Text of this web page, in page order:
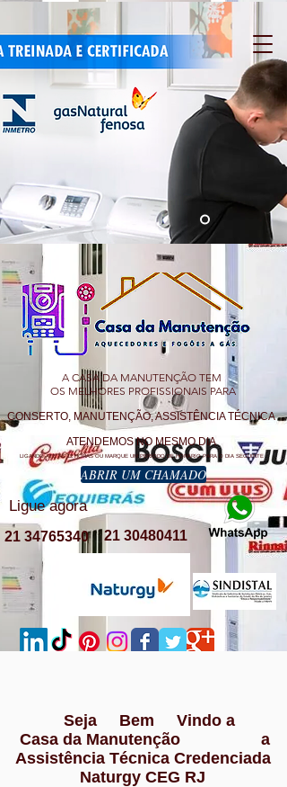
A CASA DA MANUTENÇÃO TEM
OS MELHORES PROFISSIONAIS PARA
CONSERTO, MANUTENÇÃO, ASSISTÊNCIA TÉCNICA
ATENDEMOS NO MESMO DIA
LIGANDO ATE AS 12 HORAS OU MARQUE UM PERÍODO DE HORÁRIO PARA O DIA SEGUINTE
ABRIR UM CHAMADO
Ligue agora
21 30480411
21 34765340
Seja Bem Vindo a
Casa da Manutenção a
Assistência Técnica Credenciada
Naturgy CEG RJ